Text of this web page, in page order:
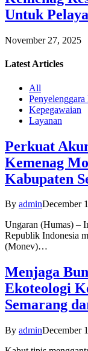
Untuk
November 27, 2025
Latest Articles
All
Kepegawaian
Layanan
Perkuat
Kemenag
Kabupaten
By adminDecember
Ungaran (Humas) –
Republik Indonesia
(Monev)…
Menjaga
Ekoteologi
Semarang
By adminDecember